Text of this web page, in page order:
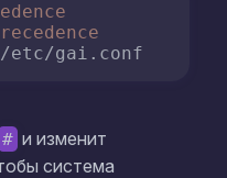
/etc/gai.conf
# и изменит
система